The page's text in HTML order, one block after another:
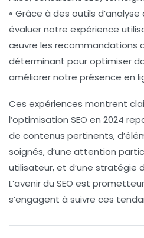
« Grâce à des outils
évaluer notre expérience
œuvre les recommandations
déterminant pour optimiser
améliorer notre présence en
Ces expériences montrent
l’optimisation SEO en 2024
de contenus pertinents,
soignés, d’une attention
utilisateur, et d’une stratégie
L’avenir du SEO est
s’engagent à suivre ces